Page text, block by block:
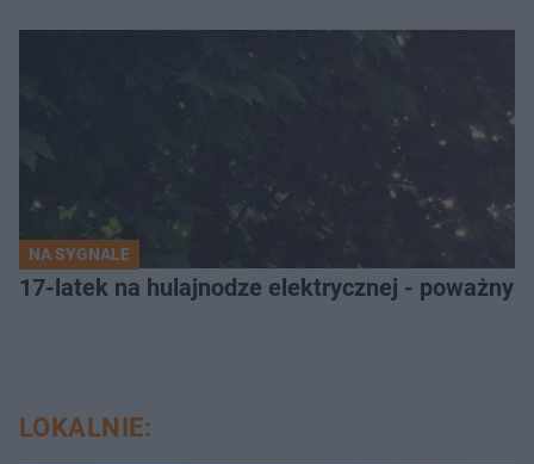
NA SYGNALE
17-latek na hulajnodze elektrycznej - poważny
LOKALNIE: